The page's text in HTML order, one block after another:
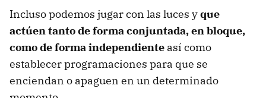
Incluso podemos jugar con las luces yque
actúen tanto de forma conjuntada, en bloque,
como de forma independiente así como
establecer programaciones para que se
enciendan o apaguen en un determinado